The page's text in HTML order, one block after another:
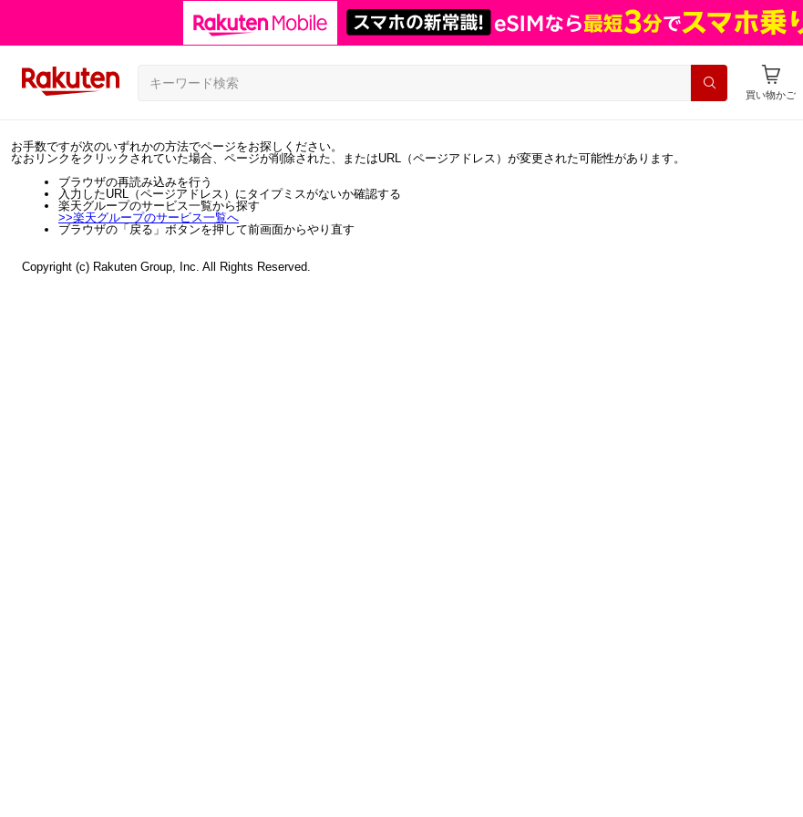
買い物かご
お手数ですが次のいずれかの方法でページをお探しください。
なおリンクをクリックされていた場合、ページが削除された、またはURL（ページアドレス）が変更された可能性があります。
ブラウザの再読み込みを行う
入力したURL（ページアドレス）にタイプミスがないか確認する
楽天グループのサービス一覧から探す
>>楽天グループのサービス一覧へ
ブラウザの「戻る」ボタンを押して前画面からやり直す
Copyright (c) Rakuten Group, Inc. All Rights Reserved.